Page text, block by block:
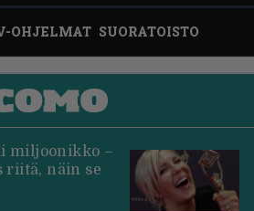
OHJELMAT SUORATOISTO
miljoonikko –
riitä, näin se